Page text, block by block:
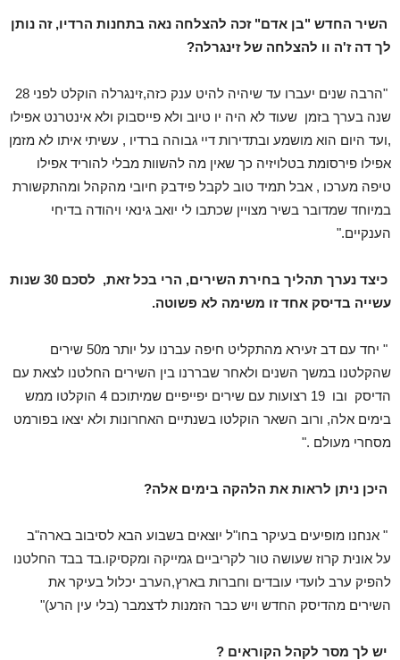
השיר החדש "בן אדם" זכה להצלחה נאה בתחנות הרדיו, זה נותן
לך דה ז'ה וו להצלחה של זינגרלה?
"הרבה שנים יעברו עד שיהיה להיט ענק כזה,זינגרלה הוקלט לפני 28
שנה בערך בזמן שעוד לא היה יו טיוב ולא פייסבוק ולא אינטרנט אפילו
,ועד היום הוא מושמע ובתדירות דיי גבוהה ברדיו , עשיתי איתו לא מזמן
אפילו פירסומת בטלויזיה כך שאין מה להשוות מבלי להוריד אפילו
טיפה מערכו , אבל תמיד טוב לקבל פידבק חיובי מהקהל ומהתקשורת
במיוחד שמדובר בשיר מצויין שכתבו לי יואב גינאי ויהודה בדיחי
הענקיים."
כיצד נערך תהליך בחירת השירים, הרי בכל זאת, לסכם 30 שנות
עשייה בדיסק אחד זו משימה לא פשוטה.
" יחד עם דב זעירא מהתקליט חיפה עברנו על יותר מ50 שירים
שהקלטנו במשך השנים ולאחר שבררנו בין השירים החלטנו לצאת עם
הדיסק ובו 19 רצועות עם שירים יפייפיים שמיתוכם 4 הוקלטו ממש
בימים אלה, ורוב השאר הוקלטו בשנתיים האחרונות ולא יצאו בפורמט
מסחרי מעולם ."
היכן ניתן לראות את הלהקה בימים אלה?
" אנחנו מופיעים בעיקר בחו"ל יוצאים בשבוע הבא לסיבוב בארה"ב
על אונית קרוז שעושה טור לקריביים גמייקה ומקסיקו.בד בבד החלטנו
להפיק ערב לועדי עובדים וחברות בארץ,הערב יכלול בעיקר את
השירים מהדיסק החדש ויש כבר הזמנות לדצמבר (בלי עין הרע)"
יש לך מסר לקהל הקוראים ?